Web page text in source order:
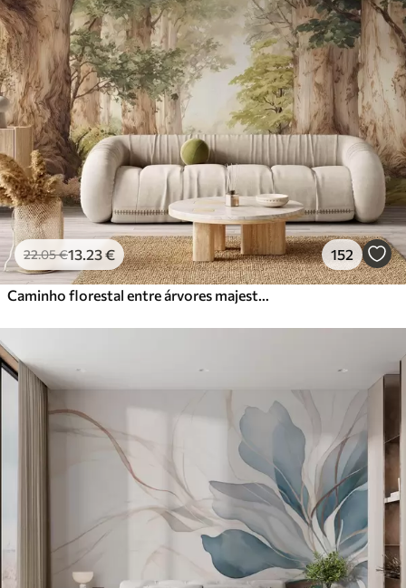
22.05€13 .23€ 152